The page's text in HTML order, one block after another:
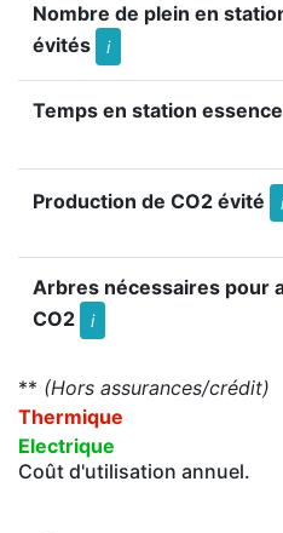
Nombre de plein en
évités
i
Temps en station
Production de CO2 évité i
Arbres nécessaires pour
CO2
i
** (Hors assurances/crédit)
Thermique
Electrique
Coût d'utilisation annuel.